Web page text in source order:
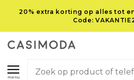
20% extra korting op alles tot
Code:
menu